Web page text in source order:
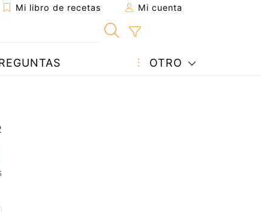
Mi libro de recetas Mi cuenta
OTRO